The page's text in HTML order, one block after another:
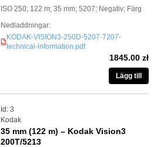
ISO 250; 122 m; 35 mm; 5207; Negativ; Färg
Nedladdningar:
PDF
KODAK-VISION3-250D-5207-7207-
technical-information.pdf
1845.00 zł
Lägg till
Id: 3
Kodak
35 mm (122 m) – Kodak Vision3
200T/5213